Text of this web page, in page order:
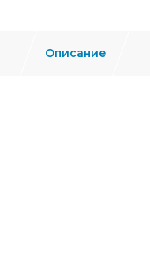
Описание